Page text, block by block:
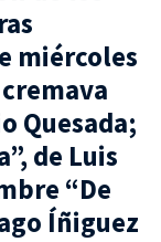
miércoles
Quesada;
de Luis
“De
Íñiguez